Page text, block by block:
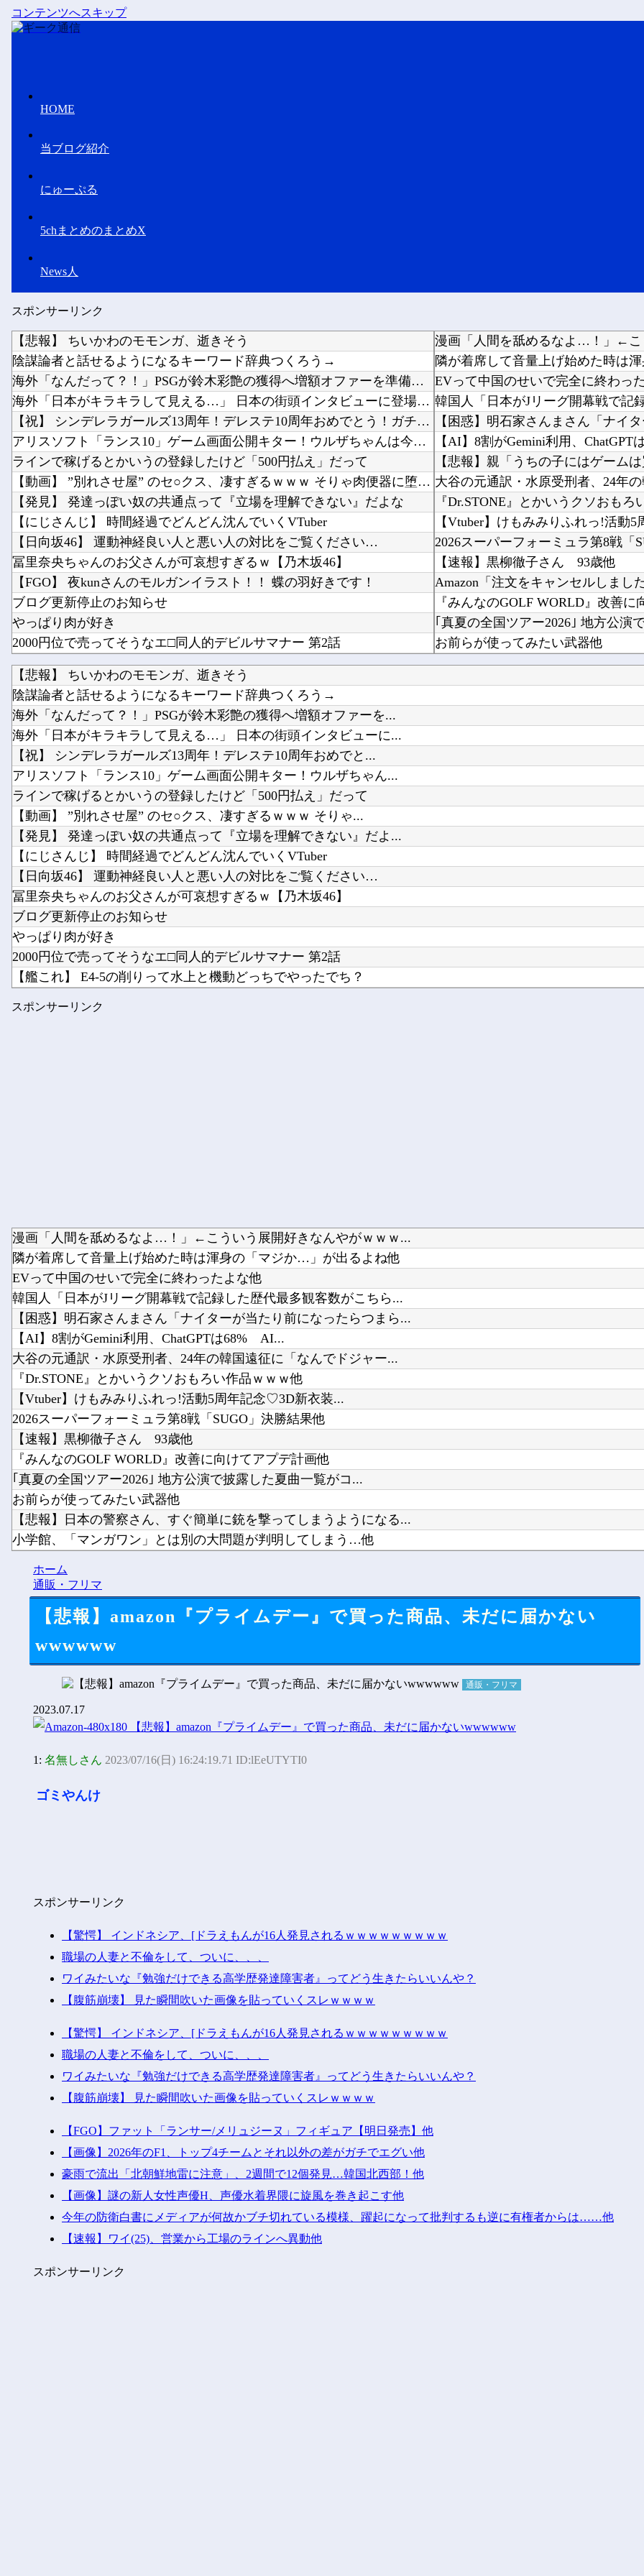
コンテンツへスキップ
HOME
当ブログ紹介
にゅーぷる
5chまとめのまとめX
News人
スポンサーリンク
【悲報】 ちいかわのモモンガ、逝きそう
陰謀論者と話せるようになるキーワード辞典つくろう→
海外「なんだって？！」PSGが鈴木彩艶の獲得へ増額オファーを準備していることに海外大騒ぎ！...
海外「日本がキラキラして見える…」 日本の街頭インタビューに登場した女子高生4人組がエモす...
【祝】 シンデレラガールズ13周年！デレステ10周年おめでとう！ガチャ更新SSR八神マキノ...
アリスソフト「ランス10」ゲーム画面公開キター！ウルザちゃんは今回も美しい…。前作で助けた...
ラインで稼げるとかいうの登録したけど「500円払え」だって
【動画】 ”別れさせ屋” のセ○クス、凄すぎるｗｗｗ そりゃ肉便器に堕ちるわｗｗｗ
【発見】 発達っぽい奴の共通点って『立場を理解できない』だよな
【にじさんじ】 時間経過でどんどん沈んでいくVTuber
【日向坂46】 運動神経良い人と悪い人の対比をご覧ください…
冨里奈央ちゃんのお父さんが可哀想すぎるｗ【乃木坂46】
【FGO】 夜kunさんのモルガンイラスト！！ 蝶の羽好きです！
ブログ更新停止のお知らせ
やっぱり肉が好き
2000円位で売ってそうなエ□同人的デビルサマナー 第2話
【艦これ】 E4-5の削りって水上と機動どっちでやったでち？
DeNA・レイノルズ、球審：福家のボール判定にフリーズ…カメラ、ズームアップ
韓国サッカー協会、外国人審判を性接待で買収していた事が判明
Powered by livedoor 相互RSS
漫画「人間を舐めるなよ…！」←こ
隣が着席して音量上げ始めた時は
EVって中国のせいで完全に終わっ
【AI】8割がGemini利用、
『Dr.STONE』とかいうクソおもろ
2026スーパーフォーミュラ第8戦「
【速報】黒柳徹子さん 93歳他
『みんなのGOLF WORLD』改善に
お前らが使ってみたい武器他
【悲報】日本の警察さん、すぐ簡
小学館、「マンガワン」とは別の
元いいとも青年隊、中居正広の”素
【悲報】高市首相、もはやマッサ
【悲報】 ちいかわのモモンガ、逝きそう
陰謀論者と話せるようになるキーワード辞典つくろう→
海外「なんだって？！」PSGが鈴木彩艶の獲得へ増額オファーを...
海外「日本がキラキラして見える…」 日本の街頭インタビューに...
【祝】 シンデレラガールズ13周年！デレステ10周年おめでと...
アリスソフト「ランス10」ゲーム画面公開キター！ウルザちゃん...
ラインで稼げるとかいうの登録したけど「500円払え」だって
【動画】 ”別れさせ屋” のセ○クス、凄すぎるｗｗｗ そりゃ...
【発見】 発達っぽい奴の共通点って『立場を理解できない』だよ...
【にじさんじ】 時間経過でどんどん沈んでいくVTuber
【日向坂46】 運動神経良い人と悪い人の対比をご覧ください…
冨里奈央ちゃんのお父さんが可哀想すぎるｗ【乃木坂46】
ブログ更新停止のお知らせ
やっぱり肉が好き
2000円位で売ってそうなエ□同人的デビルサマナー 第2話
【艦これ】 E4-5の削りって水上と機動どっちでやったでち？
韓国サッカー協会、外国人審判を性接待で買収していた事が判明
スポンサーリンク
漫画「人間を舐めるなよ…！」←こういう展開好きなんやがｗｗｗ...
隣が着席して音量上げ始めた時は渾身の「マジか…」が出るよね他
EVって中国のせいで完全に終わったよな他
韓国人「日本がJリーグ開幕戦で記録した歴代最多観客数がこちら...
【困惑】明石家さんまさん「ナイターが当たり前になったらつまら...
【AI】8割がGemini利用、ChatGPTは68% AI...
大谷の元通訳・水原受刑者、24年の韓国遠征に「なんでドジャー...
『Dr.STONE』とかいうクソおもろい作品ｗｗｗ他
【Vtuber】けもみみりふれっ!活動5周年記念♡3D新衣装...
2026スーパーフォーミュラ第8戦「SUGO」決勝結果他
【速報】黒柳徹子さん 93歳他
『みんなのGOLF WORLD』改善に向けてアプデ計画他
｢真夏の全国ツアー2026｣ 地方公演で披露した夏曲一覧がコ...
お前らが使ってみたい武器他
【悲報】日本の警察さん、すぐ簡単に銃を撃ってしまうようになる...
小学館、「マンガワン」とは別の大問題が判明してしまう…他
【群馬】デカいNinja乗りさん、後方確認しない軽四に当てら...
ホーム
通販・フリマ
【悲報】amazon『プライムデー』で買った商品、未だに届かない
wwwwww
通販・フリマ
2023.07.17
1: 名無しさん 2023/07/16(日) 16:24:19.71 ID:lEeUTYTI0
ゴミやんけ
スポンサーリンク
【驚愕】 インドネシア、[ドラえもんが16人発見されるｗｗｗｗｗｗｗｗｗ
職場の人妻と不倫をして、ついに、、、
ワイみたいな『勉強だけできる高学歴発達障害者』ってどう生きたらいいんや？
【腹筋崩壊】 見た瞬間吹いた画像を貼っていくスレｗｗｗｗ
【驚愕】 インドネシア、[ドラえもんが16人発見されるｗｗｗｗｗｗｗｗｗ
職場の人妻と不倫をして、ついに、、、
ワイみたいな『勉強だけできる高学歴発達障害者』ってどう生きたらいいんや？
【腹筋崩壊】 見た瞬間吹いた画像を貼っていくスレｗｗｗｗ
【FGO】ファット「ランサー/メリュジーヌ」フィギュア【明日発売】他
【画像】2026年のF1、トップ4チームとそれ以外の差がガチでエグい他
豪雨で流出「北朝鮮地雷に注意」、2週間で12個発見…韓国北西部！他
【画像】謎の新人女性声優H、声優水着界隈に旋風を巻き起こす他
今年の防衛白書にメディアが何故かブチ切れている模様、躍起になって批判するも逆に有権者からは……他
【速報】ワイ(25)、営業から工場のラインへ異動他
スポンサーリンク